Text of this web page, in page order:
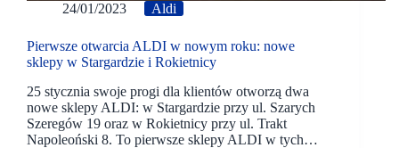
24/01/2023 Aldi
Pierwsze otwarcia ALDI w nowym roku: nowe
sklepy w Stargardzie i Rokietnicy
25 stycznia swoje progi dla klientów otworzą dwa
nowe sklepy ALDI: w Stargardzie przy ul. Szarych
Szeregów 19 oraz w Rokietnicy przy ul. Trakt
Napoleoński 8. To pierwsze sklepy ALDI w tych…